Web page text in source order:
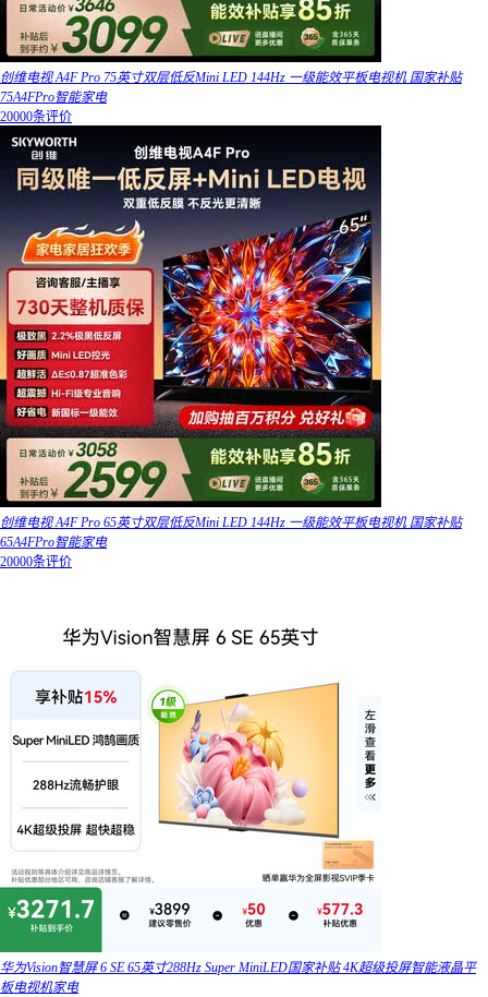
创维电视 A4F Pro 75英寸双层低反Mini LED 144Hz 一级能效平板电视机 国家补贴
75A4FPro智能家电
20000条评价
创维电视 A4F Pro 65英寸双层低反Mini LED 144Hz 一级能效平板电视机 国家补贴
65A4FPro智能家电
20000条评价
华为Vision智慧屏 6 SE 65英寸288Hz Super MiniLED国家补贴 4K超级投屏智能液晶平
板电视机家电